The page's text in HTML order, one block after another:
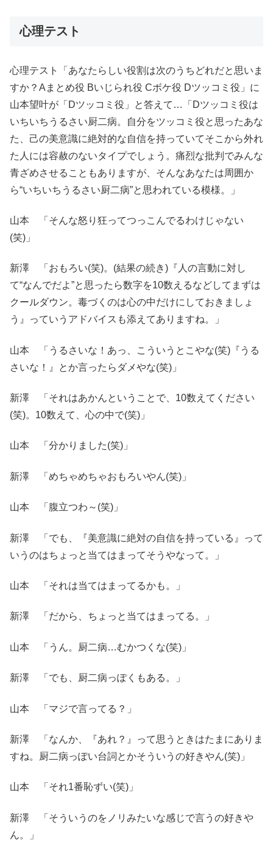
心理テスト
心理テスト「あなたらしい役割は次のうちどれだと思いま
すか？Aまとめ役 Bいじられ役 Cボケ役 Dツッコミ役」に
山本望叶が「Dツッコミ役」と答えて…「Dツッコミ役は
いちいちうるさい厨二病。自分をツッコミ役と思ったあな
た、己の美意識に絶対的な自信を持っていてそこから外れ
た人には容赦のないタイプでしょう。痛烈な批判でみんな
青ざめさせることもありますが、そんなあなたは周囲か
ら“いちいちうるさい厨二病”と思われている模様。」
山本 「そんな怒り狂ってつっこんでるわけじゃない
(笑)」
新澤 「おもろい(笑)。(結果の続き)『人の言動に対し
て“なんでだよ”と思ったら数字を10数えるなどしてまずは
クールダウン。毒づくのは心の中だけにしておきましょ
う』っていうアドバイスも添えてありますね。」
山本 「うるさいな！あっ、こういうとこやな(笑)『うる
さいな！』とか言ったらダメやな(笑)」
新澤 「それはあかんということで、10数えてください
(笑)。10数えて、心の中で(笑)」
山本 「分かりました(笑)」
新澤 「めちゃめちゃおもろいやん(笑)」
山本 「腹立つわ～(笑)」
新澤 「でも、『美意識に絶対の自信を持っている』って
いうのはちょっと当てはまってそうやなって。」
山本 「それは当てはまってるかも。」
新澤 「だから、ちょっと当てはまってる。」
山本 「うん。厨二病…むかつくな(笑)」
新澤 「でも、厨二病っぽくもある。」
山本 「マジで言ってる？」
新澤 「なんか、『あれ？』って思うときはたまにありま
すね。厨二病っぽい台詞とかそういうの好きやん(笑)」
山本 「それ1番恥ずい(笑)」
新澤 「そういうのをノリみたいな感じで言うの好きや
ん。」